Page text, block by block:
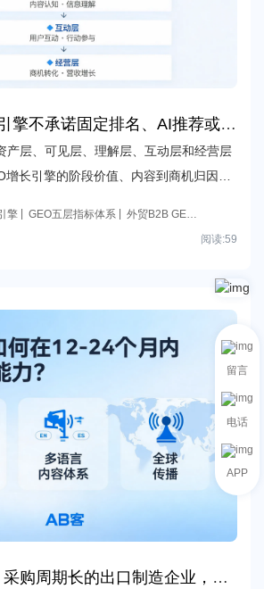
擎不承诺固定排名、AI推荐或询
用哪些指标判断项目是否真的
长？
产层、可见层、理解层、互动层和经营层
长引擎的阶段价值、内容到商机归因及
擎 GEO五层指标体系
外贸B2B GEO
阅读:59
购周期长的出口制造企业，建
留言
电话
APP